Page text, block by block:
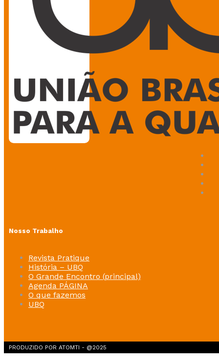
Nosso Trabalho
Revista Pratique
História – UBQ
O Grande Encontro (principal)
Agenda PÁGINA
O que fazemos
UBQ
PRODUZIDO POR ATOMTI - @2025